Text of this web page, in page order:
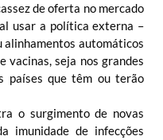
de oferta no mercado
usar a política externa –
alinhamentos automáticos
vacinas, seja nos grandes
países que têm ou terão
o surgimento de novas
imunidade de infecções